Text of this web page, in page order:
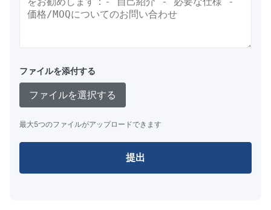
ファイルを添付する
ファイルを選択する
最大5つのファイルがアップロードできます
提出